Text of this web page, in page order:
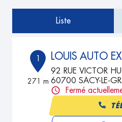
Liste
1
271 m
LOUIS AUTO
92 RUE VICTOR
60700 SACY-LE-
Fermé